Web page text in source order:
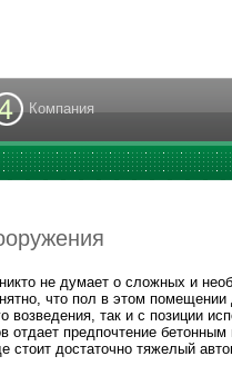
Компания
не думает о сложных и
что пол в этом
так и с позиции
отдает предпочтение
стоит достаточно тяжелый